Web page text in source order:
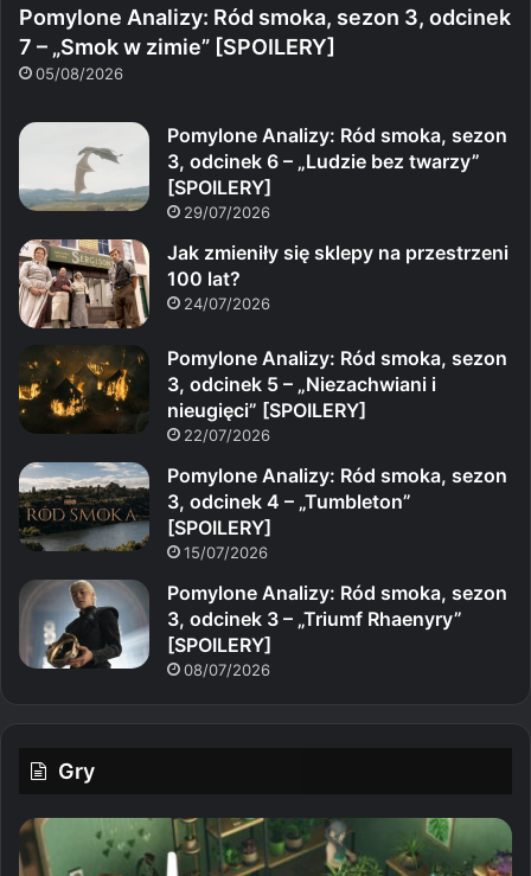
Pomylone Analizy: Ród smoka, sezon 3, odcinek
7 – „Smok w zimie” [SPOILERY]
05/08/2026
Pomylone Analizy: Ród smoka, sezon
3, odcinek 6 – „Ludzie bez twarzy”
[SPOILERY]
29/07/2026
Jak zmieniły się sklepy na przestrzeni
100 lat?
24/07/2026
Pomylone Analizy: Ród smoka, sezon
3, odcinek 5 – „Niezachwiani i
nieugięci” [SPOILERY]
22/07/2026
Pomylone Analizy: Ród smoka, sezon
3, odcinek 4 – „Tumbleton”
[SPOILERY]
15/07/2026
Pomylone Analizy: Ród smoka, sezon
3, odcinek 3 – „Triumf Rhaenyry”
[SPOILERY]
08/07/2026
Gry